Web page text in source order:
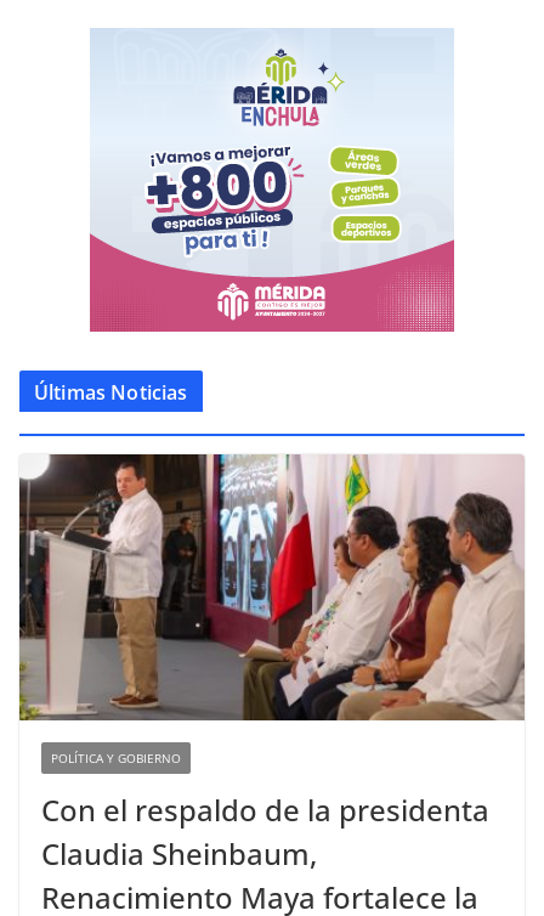
Últimas Noticias
POLÍTICA Y GOBIERNO
Con el respaldo de la presidenta
Claudia Sheinbaum,
Renacimiento Maya fortalece la